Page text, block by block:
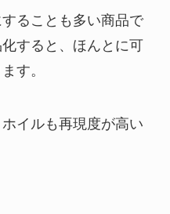
ることも多い商品で
すると、ほんとに可
す。
イルも再現度が高い